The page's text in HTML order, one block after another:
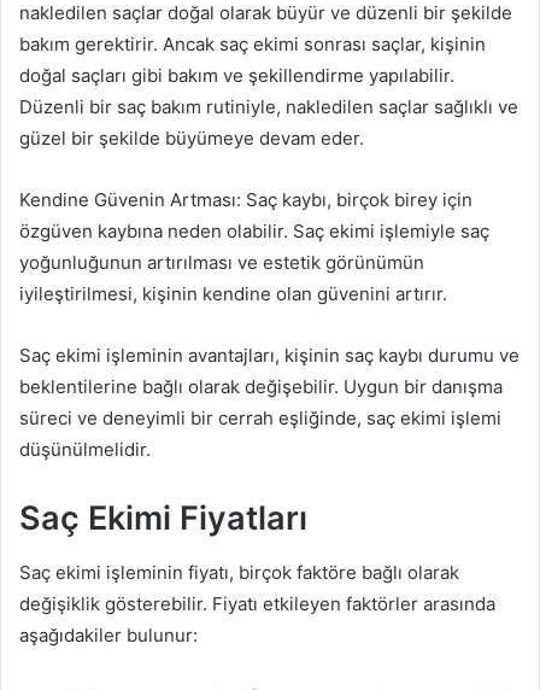
nakledilen saçlar doğal olarak büyür ve düzenli bir şekilde
bakım gerektirir. Ancak saç ekimi sonrası saçlar, kişinin
doğal saçları gibi bakım ve şekillendirme yapılabilir.
Düzenli bir saç bakım rutiniyle, nakledilen saçlar sağlıklı ve
güzel bir şekilde büyümeye devam eder.
Kendine Güvenin Artması: Saç kaybı, birçok birey için
özgüven kaybına neden olabilir. Saç ekimi işlemiyle saç
yoğunluğunun artırılması ve estetik görünümün
iyileştirilmesi, kişinin kendine olan güvenini artırır.
Saç ekimi işleminin avantajları, kişinin saç kaybı durumu ve
beklentilerine bağlı olarak değişebilir. Uygun bir danışma
süreci ve deneyimli bir cerrah eşliğinde, saç ekimi işlemi
düşünülmelidir.
Saç Ekimi Fiyatları
Saç ekimi işleminin fiyatı, birçok faktöre bağlı olarak
değişiklik gösterebilir. Fiyatı etkileyen faktörler arasında
aşağıdakiler bulunur: